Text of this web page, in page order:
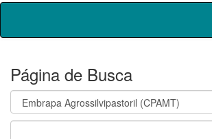
Skip
Página de Busca